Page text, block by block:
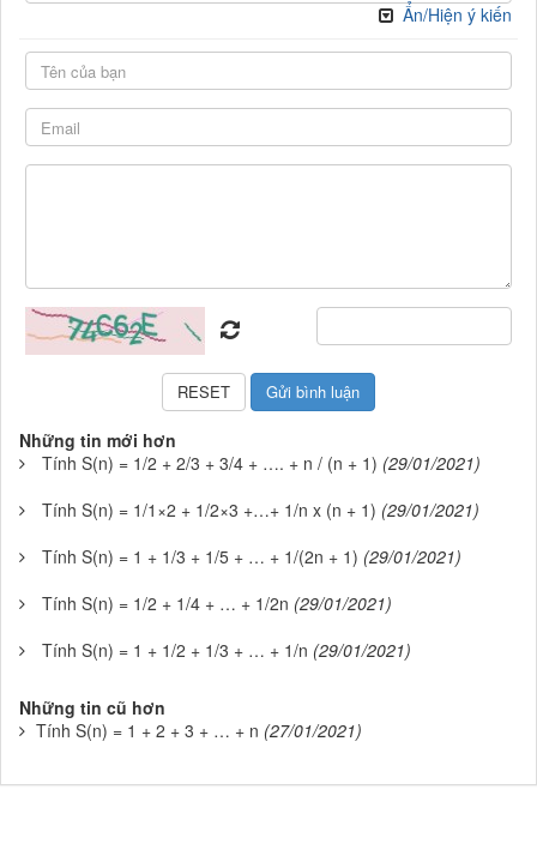
Ẩn/Hiện ý kiến
Những tin mới hơn
Tính S(n) = 1/2 + 2/3 + 3/4 + …. + n / (n + 1) (29/01/2021)
Tính S(n) = 1/1×2 + 1/2×3 +…+ 1/n x (n + 1) (29/01/2021)
Tính S(n) = 1 + 1/3 + 1/5 + … + 1/(2n + 1) (29/01/2021)
Tính S(n) = 1/2 + 1/4 + … + 1/2n (29/01/2021)
Tính S(n) = 1 + 1/2 + 1/3 + … + 1/n (29/01/2021)
Những tin cũ hơn
Tính S(n) = 1 + 2 + 3 + … + n (27/01/2021)